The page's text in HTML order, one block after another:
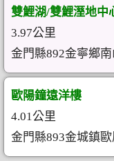
雙鯉湖/雙鯉溼地中
3.97公里
金門縣892金寧鄉
歐陽鐘遠洋樓
4.01公里
金門縣893金城鎮